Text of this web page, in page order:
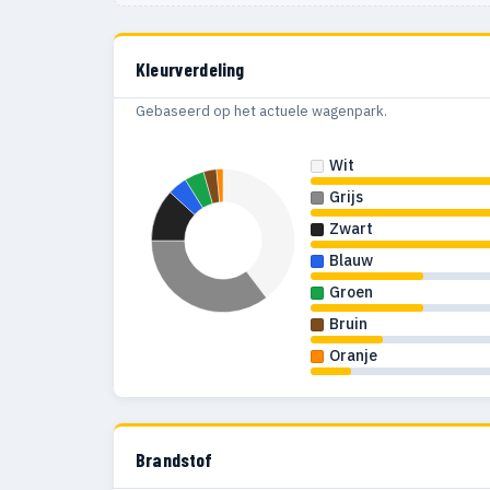
Kleurverdeling
Gebaseerd op het actuele wagenpark.
Wit
Grijs
Zwart
Blauw
Groen
Bruin
Oranje
Brandstof